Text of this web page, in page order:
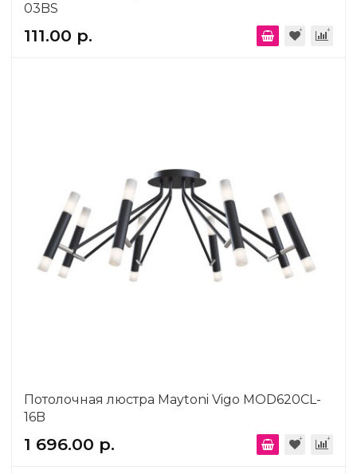
03BS
111.00 р.
Потолочная люстра Maytoni Vigo MOD620CL-
16B
1 696.00 р.